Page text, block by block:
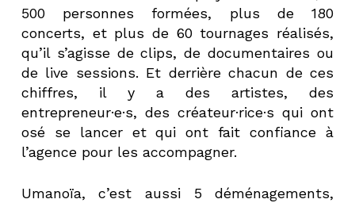
500 personnes formées, plus de 180
concerts, et plus de 60 tournages réalisés,
qu’il s’agisse de clips, de documentaires ou
de live sessions. Et derrière chacun de ces
chiffres, il y a des artistes, des
entrepreneur·e·s, des créateur·rice·s qui ont
osé se lancer et qui ont fait confiance à
l’agence pour les accompagner.
Umanoïa, c’est aussi 5 déménagements,